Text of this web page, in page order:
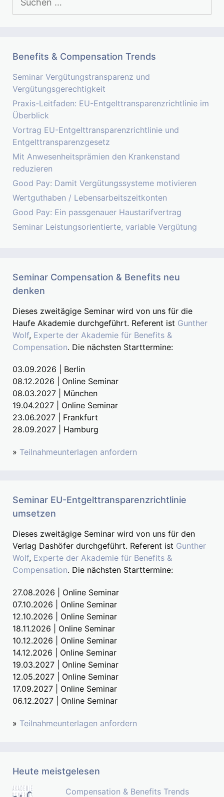
nach:
Benefits & Compensation Trends
Seminar Vergütungstransparenz und
Vergütungsgerechtigkeit
Praxis-Leitfaden: EU-Entgelttransparenzrichtlinie im
Überblick
Vortrag EU-Entgelttransparenzrichtlinie und
Entgelttransparenzgesetz
Mit Anwesenheitsprämien den Krankenstand
reduzieren
Good Pay: Damit Vergütungssysteme motivieren
Wertguthaben / Lebensarbeitszeitkonten
Good Pay: Ein passgenauer Haustarifvertrag
Seminar Leistungsorientierte, variable Vergütung
Seminar Compensation & Benefits neu
denken
Dieses zweitägige Seminar wird von uns für die
Haufe Akademie durchgeführt. Referent ist Gunther
Wolf, Experte der Akademie für Benefits &
Compensation. Die nächsten Starttermine:
03.09.2026 | Berlin
08.12.2026 | Online Seminar
08.03.2027 | München
19.04.2027 | Online Seminar
23.06.2027 | Frankfurt
28.09.2027 | Hamburg
» Teilnahmeunterlagen anfordern
Seminar EU-Entgelttransparenzrichtlinie
umsetzen
Dieses zweitägige Seminar wird von uns für den
Verlag Dashöfer durchgeführt. Referent ist Gunther
Wolf, Experte der Akademie für Benefits &
Compensation. Die nächsten Starttermine:
27.08.2026 | Online Seminar
07.10.2026 | Online Seminar
12.10.2026 | Online Seminar
18.11.2026 | Online Seminar
10.12.2026 | Online Seminar
14.12.2026 | Online Seminar
19.03.2027 | Online Seminar
12.05.2027 | Online Seminar
17.09.2027 | Online Seminar
06.12.2027 | Online Seminar
» Teilnahmeunterlagen anfordern
Heute meistgelesen
Compensation & Benefits Trends